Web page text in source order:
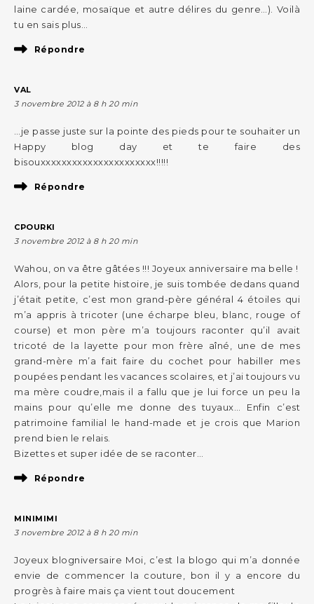
laine cardée, mosaïque et autre délires du genre…). Voilà
tu en sais plus…
Répondre
VAL
3 novembre 2012 à 8 h 20 min
…je passe juste sur la pointe des pieds pour te souhaiter un
Happy blog day et te faire des
bisouxxxxxxxxxxxxxxxxxxxxxx!!!!!
Répondre
CPOURKI
3 novembre 2012 à 8 h 20 min
Wahou, on va être gâtées !!! Joyeux anniversaire ma belle !
Alors, pour la petite histoire, je suis tombée dedans quand
j’était petite, c’est mon grand-père général 4 étoiles qui
m’a appris à tricoter (une écharpe bleu, blanc, rouge of
course) et mon père m’a toujours raconter qu’il avait
tricoté de la layette pour mon frère aîné, une de mes
grand-mère m’a fait faire du cochet pour habiller mes
poupées pendant les vacances scolaires, et j’ai toujours vu
ma mère coudre,mais il a fallu que je lui force un peu la
mains pour qu’elle me donne des tuyaux… Enfin c’est
patrimoine familial le hand-made et je crois que Marion
prend bien le relais.
Bizettes et super idée de se raconter…
Répondre
MINIMIMI
3 novembre 2012 à 8 h 20 min
Joyeux blogniversaire Moi, c’est la blogo qui m’a donnée
envie de commencer la couture, bon il y a encore du
progrès à faire mais ça vient tout doucement